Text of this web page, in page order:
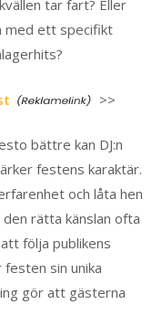
tar fart? Eller
med ett specifikt
>>
bättre kan DJ:n
festens karaktär.
och låta hen
rätta känslan ofta
följa publikens
sin unika
gör att gästerna